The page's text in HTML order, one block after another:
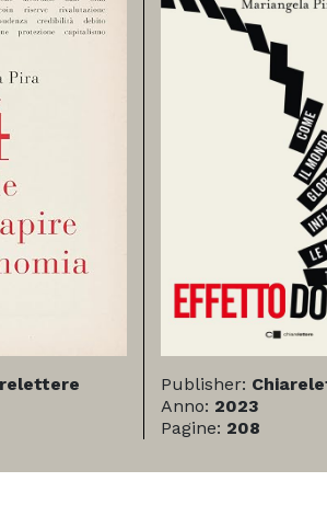
Publisher:
Anno: 2023
Pagine: 208